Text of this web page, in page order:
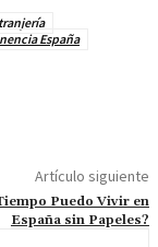
España
Artículo siguiente
Puedo Vivir en
España sin Papeles?